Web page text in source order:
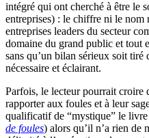
intégré qui ont cherché à être le
entreprises) : le chiffre ni le nom
entreprises leaders du secteur
domaine du grand public et tout
sans qu’un bilan sérieux soit tiré
nécessaire et éclairant.
Parfois, le lecteur pourrait croire
rapporter aux foules et à leur
qualificatif de “mystique” le
de foules) alors qu’il n’a rien de